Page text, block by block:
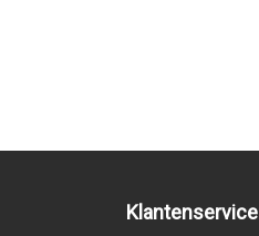
Klantenservice